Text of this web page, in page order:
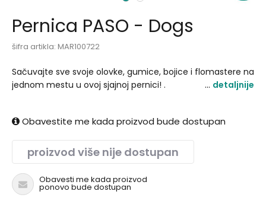
Pernica PASO - Dogs
šifra artikla: MAR100722
Sačuvajte sve svoje olovke, gumice, bojice i flomastere na
jednom mestu u ovoj sjajnoj pernici! .
detaljnije
Obavestite me kada proizvod bude dostupan
proizvod više nije dostupan
Obavesti me kada proizvod
ponovo bude dostupan